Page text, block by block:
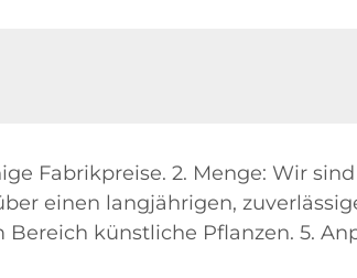
Fabrikpreise. 2. Menge: Wir
einen langjährigen,
Bereich künstliche Pflanzen. 5.